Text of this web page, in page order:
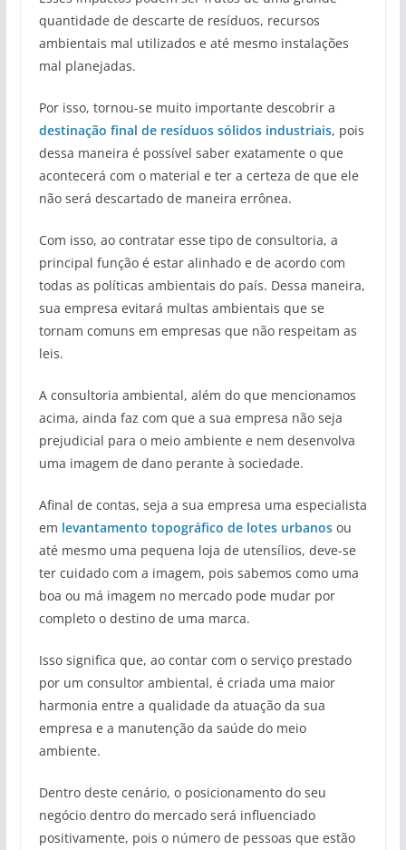
quantidade de descarte de resíduos, recursos
ambientais mal utilizados e até mesmo instalações
mal planejadas.
Por isso, tornou-se muito importante descobrir a
destinação final de resíduos sólidos industriais, pois
dessa maneira é possível saber exatamente o que
acontecerá com o material e ter a certeza de que ele
não será descartado de maneira errônea.
Com isso, ao contratar esse tipo de consultoria, a
principal função é estar alinhado e de acordo com
todas as políticas ambientais do país. Dessa maneira,
sua empresa evitará multas ambientais que se
tornam comuns em empresas que não respeitam as
leis.
A consultoria ambiental, além do que mencionamos
acima, ainda faz com que a sua empresa não seja
prejudicial para o meio ambiente e nem desenvolva
uma imagem de dano perante à sociedade.
Afinal de contas, seja a sua empresa uma especialista
em levantamento topográfico de lotes urbanosou
até mesmo uma pequena loja de utensílios, deve-se
ter cuidado com a imagem, pois sabemos como uma
boa ou má imagem no mercado pode mudar por
completo o destino de uma marca.
Isso significa que, ao contar com o serviço prestado
por um consultor ambiental, é criada uma maior
harmonia entre a qualidade da atuação da sua
empresa e a manutenção da saúde do meio
ambiente.
Dentro deste cenário, o posicionamento do seu
negócio dentro do mercado será influenciado
positivamente, pois o número de pessoas que estão